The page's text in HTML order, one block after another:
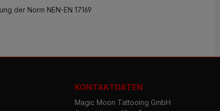
der Norm NEN-EN 17169
KONTAKTDATEN
Magic Moon Tattooing GmbH